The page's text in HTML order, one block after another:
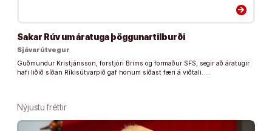
arrow_forward
Sakar Rúv um áratuga þöggunartilburði
Sjávarútvegur
Guðmundur Kristjánsson, forstjóri Brims og formaður SFS, segir að áratugir
hafi liðið síðan Ríkisútvarpið gaf honum síðast færi á viðtali. …
Nýjustu fréttir